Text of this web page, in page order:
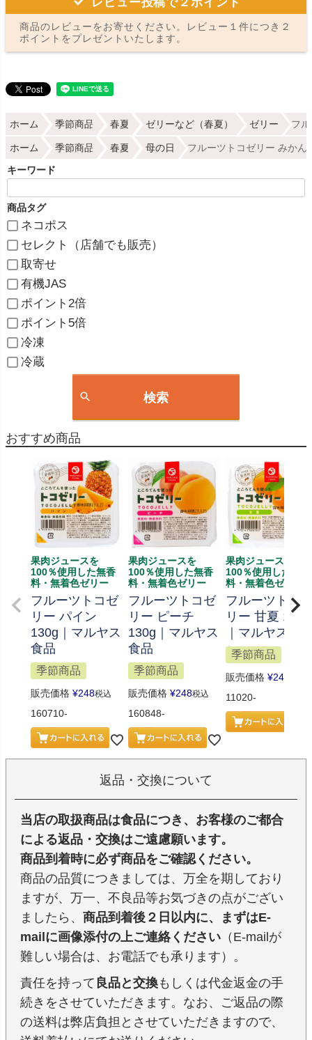
商品のレビューをお寄せください。レビュー１件につき２
ポイントをプレゼントいたします。
ホーム 季節商品 春夏 ゼリーなど（春夏） ゼリー フ
ホーム 季節商品 春夏 母の日 フルーツトコゼリー みかん
キーワード
商品タグ
ネコポス
セレクト（店舗でも販売）
取寄せ
有機JAS
ポイント2倍
ポイント5倍
冷凍
冷蔵
検索
おすすめ商品
果肉ジュースを
100％使用した無香
料・無着色ゼリー
フルーツトコゼ
リー パイン
130g｜マルヤス
食品
季節商品
販売価格 ¥248税込
160710-
果肉ジュースを
100％使用した無香
料・無着色ゼリー
フルーツトコゼ
リー ピーチ
130g｜マルヤス
食品
季節商品
販売価格 ¥248税込
160848-
果肉ジュースを
100％使用した無香
料・無着色ゼリー
フルーツトコ
リー 甘夏 130g
｜マルヤス食
季節商品
販売価格 ¥248
11020-
返品・交換について
当店の取扱商品は食品につき、お客様のご都合
による返品・交換はご遠慮願います。
商品到着時に必ず商品をご確認ください。
商品の品質につきましては、万全を期しており
ますが、万一、不良品等お気づきの点がござい
ましたら、 商品到着後２日以内に、まずはE-
mailに画像添付の上ご連絡ください （E-mailが
難しい場合は、お電話でも承ります）。
責任を持って 良品と交換もしくは代金返金の手
続きをさせていただきます。なお、ご返品の際
の送料は弊店負担とさせていただきますので、